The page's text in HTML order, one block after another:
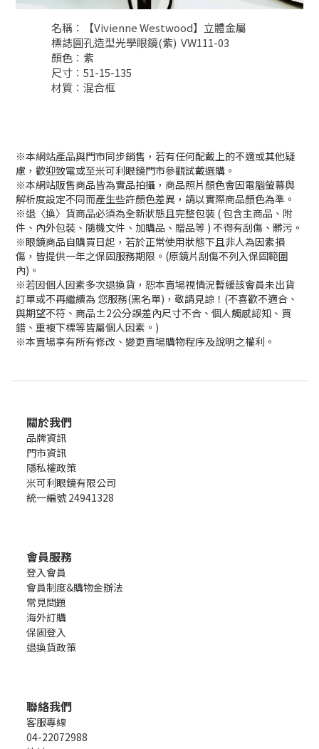
名稱：【Vivienne Westwood】立體金屬
標誌圓孔造型光學眼鏡(紫) VW111-03
顏色：紫
尺寸：51-15-135
材質：混合框
※本網站產品與門市同步銷售，若有任何配戴上的不適或其他疑
慮，歡迎致電或至米可利眼鏡門市參觀試戴選購。
※本網站販售商品皆為實品拍攝，商品照片顏色會因電腦螢幕與
解析度設定不同而產生些許顏色差異，請以實際商品顏色為準。
※退〈換〉貨商品必須為全新狀態且完整包裝 ( 包含主商品、附
件、內外包裝、隨機文件、加購品、贈品等 ) 不得有刮傷、髒污。
※眼鏡商品自購買日起，若於正常使用狀態下且非人為因素損
傷，皆提供一年之保固服務期限。(原鏡片刮傷不列入保固範圍
內)。
※若因個人因素多次退換貨，恕本賣場視情況暫緩該會員未出貨
訂單或不再繼續為 您服務(黑名單)，敬請見諒！(不喜歡不適合、
與期望不符、商品±2公分誤差內尺寸不合、個人觸感認知、買
錯、重複下標等皆屬個人因素。)
※本賣場享有所有修改、變更賣場購物程序及說明之權利。
關於我們
品牌資訊
門市資訊
隱私權政策
米可利眼鏡有限公司
統一編號 24941328
會員服務
登入會員
會員制度&購物金辦法
常見問題
海外訂購
保固登入
退換貨政策
聯絡我們
客服專線
04-22072988